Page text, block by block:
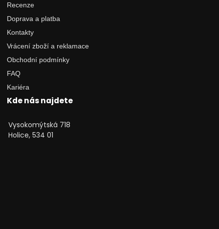
Recenze
Doprava a platba
Kontakty
Vrácení zboží a reklamace
Obchodní podmínky
FAQ
Kariéra
Kde nás najdete
Vysokomýtská 718
Holice, 534 01